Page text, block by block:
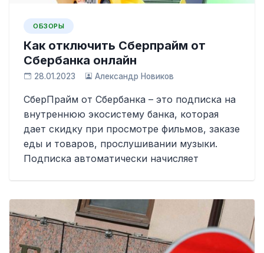
ОБЗОРЫ
Как отключить Сберпрайм от
Сбербанка онлайн
28.01.2023 Александр Новиков
СберПрайм от Сбербанка – это подписка на
внутреннюю экосистему банка, которая
дает скидку при просмотре фильмов, заказе
еды и товаров, прослушивании музыки.
Подписка автоматически начисляет